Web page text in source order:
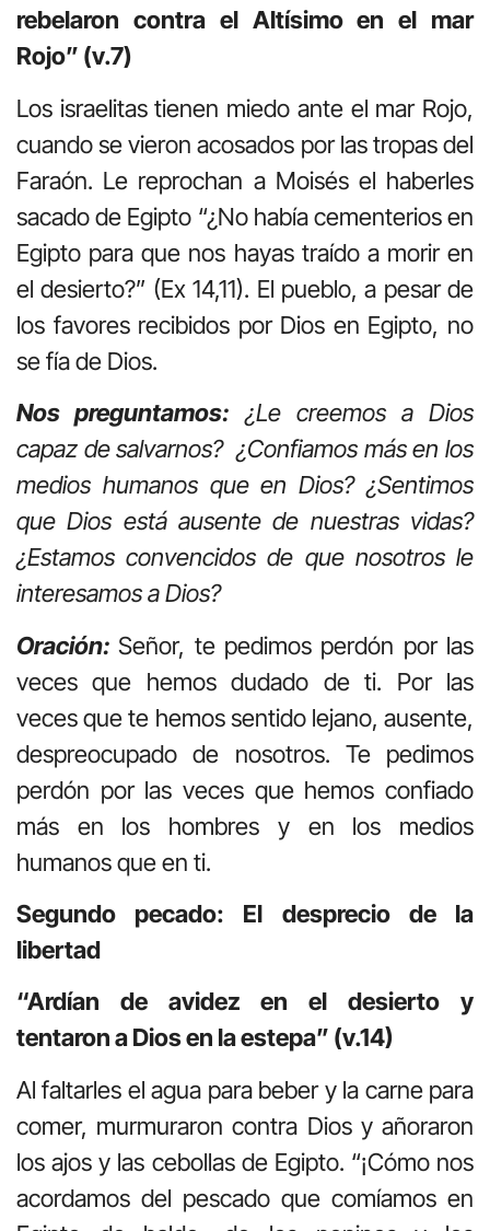
rebelaron contra el Altísimo en el mar
Rojo” (v.7)
Los israelitas tienen miedo ante el mar Rojo,
cuando se vieron acosados por las tropas del
Faraón. Le reprochan a Moisés el haberles
sacado de Egipto “¿No había cementerios en
Egipto para que nos hayas traído a morir en
el desierto?” (Ex 14,11). El pueblo, a pesar de
los favores recibidos por Dios en Egipto, no
se fía de Dios.
Nos preguntamos: ¿Le creemos a Dios
capaz de salvarnos? ¿Confiamos más en los
medios humanos que en Dios? ¿Sentimos
que Dios está ausente de nuestras vidas?
¿Estamos convencidos de que nosotros le
interesamos a Dios?
Oración:Señor, te pedimos perdón por las
veces que hemos dudado de ti. Por las
veces que te hemos sentido lejano, ausente,
despreocupado de nosotros. Te pedimos
perdón por las veces que hemos confiado
más en los hombres y en los medios
humanos que en ti.
Segundo pecado: El desprecio de la
libertad
“Ardían de avidez en el desierto y
tentaron a Dios en la estepa” (v.14)
Al faltarles el agua para beber y la carne para
comer, murmuraron contra Dios y añoraron
los ajos y las cebollas de Egipto. “¡Cómo nos
acordamos del pescado que comíamos en